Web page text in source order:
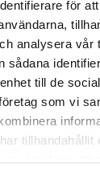
för
analysera vår
sådana
till de
som vi
tillhandahållit
deras
Drömmar
2024→